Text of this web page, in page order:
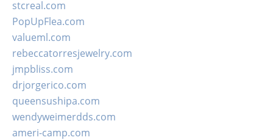
stcreal.com
PopUpFlea.com
valueml.com
rebeccatorresjewelry.com
jmpbliss.com
drjorgerico.com
queensushipa.com
wendyweimerdds.com
ameri-camp.com